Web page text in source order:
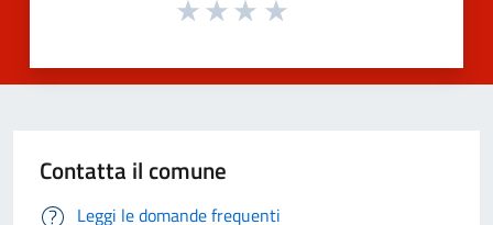
Contatta il comune
Leggi le domande frequenti